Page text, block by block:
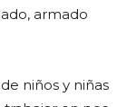
armado
niños y niñas